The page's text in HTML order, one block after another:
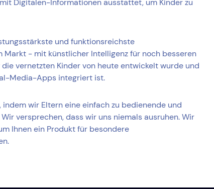
Digitalen-Informationen ausstattet, um Kinder zu
und funktionsreichste
Markt - mit künstlicher Intelligenz für noch besseren
die vernetzten Kinder von heute entwickelt wurde und
Media-Apps integriert ist.
wir Eltern eine einfach zu bedienende und
versprechen, dass wir uns niemals ausruhen. Wir
Ihnen ein Produkt für besondere